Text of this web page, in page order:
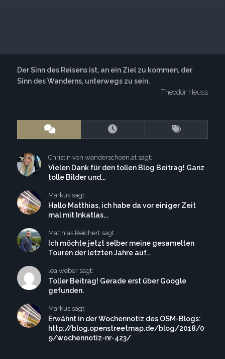
Der Sinn des Reisens ist, an ein Ziel zu kommen, der
Sinn des Wanderns, unterwegs zu sein.
Theodor Heuss
Christin von wanderschoen.at sagt:
Vielen Dank für den tollen Blog Beitrag! Ganz
tolle Bilder und...
Markus sagt:
Hallo Matthias, ich habe da vor einiger Zeit
mal mit Inkatlas...
Matthias Reichert sagt:
Ich möchte jetzt selber meine gesamelten
Touren der letzten Jahre auf...
lea weber sagt:
Toller Beitrag! Gerade erst über Google
gefunden.
Markus sagt:
Erwähnt in der Wochennotiz des OSM-Blogs:
http://blog.openstreetmap.de/blog/2018/0
9/wochennotiz-nr-423/